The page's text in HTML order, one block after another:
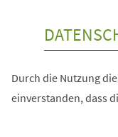
Durch die Nutzung
einverstanden, dass